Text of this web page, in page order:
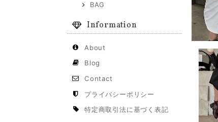
BAG
Information
About
Blog
Contact
プライバシーポリシー
特定商取引法に基づく表記